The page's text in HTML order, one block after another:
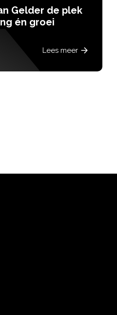
Gelder de plek
én groei
Lees meer